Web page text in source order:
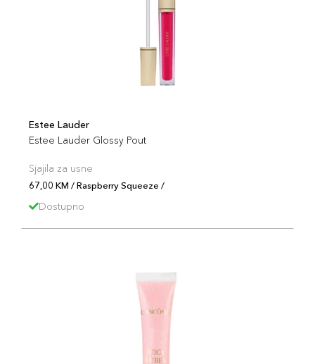
Estee Lauder
Estee Lauder Glossy Pout
Sjajila za usne
67,00 KM / Raspberry Squeeze /
Dostupno